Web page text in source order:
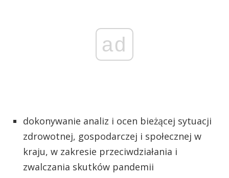
ad
dokonywanie analiz i ocen bieżącej sytuacji
zdrowotnej, gospodarczej i społecznej w
kraju, w zakresie przeciwdziałania i
zwalczania skutków pandemii